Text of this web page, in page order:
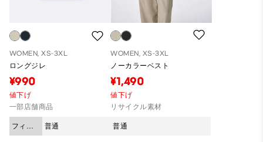
WOMEN, XS-3XL
ロングジレ
¥990
値下げ
一部店舗商品
フィッ
ト
普通
WOMEN, XS-3XL
ノーカラーベスト
¥1,490
値下げ
リサイクル素材
普通